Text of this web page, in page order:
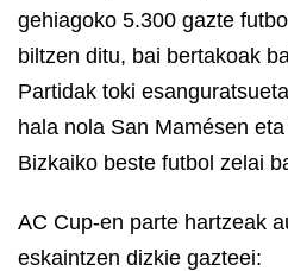
gehiagoko 5.300 gazte
biltzen ditu, bai bertakoak
Partidak toki
hala nola San Mamésen
Bizkaiko beste futbol zelai
AC Cup-en parte hartzeak
eskaintzen dizkie gazteei: